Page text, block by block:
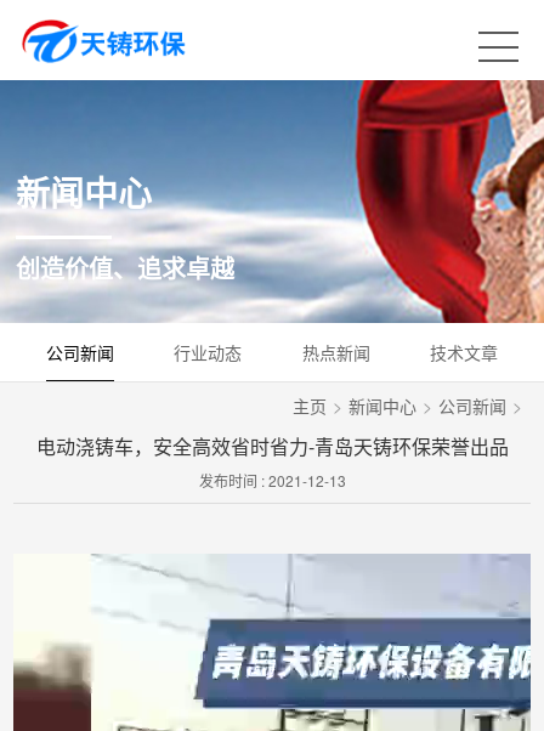
新闻中心
创造价值、追求卓越
公司新闻 行业动态 热点新闻 技术文章
主页 > 新闻中心 > 公司新闻 >
电动浇铸车，安全高效省时省力-青岛天铸环保荣誉出品
发布时间 : 2021-12-13